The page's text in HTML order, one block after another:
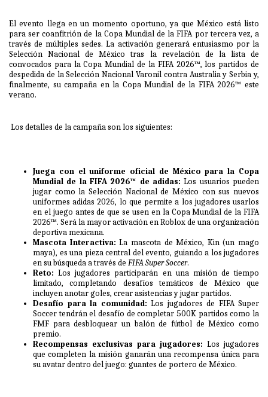
El evento llega en un momento oportuno, ya que México está listo
para ser coanfitrión de la Copa Mundial de la FIFA por tercera vez, a
través de múltiples sedes. La activación generará entusiasmo por la
Selección Nacional de México tras la revelación de la lista de
convocados para la Copa Mundial de la FIFA 2026™, los partidos de
despedida de la Selección Nacional Varonil contra Australia y Serbia y,
finalmente, su campaña en la Copa Mundial de la FIFA 2026™ este
verano.
Los detalles de la campaña son los siguientes:
Juega con el uniforme oficial de México para la Copa
Mundial de la FIFA 2026™ de adidas: Los usuarios pueden
jugar como la Selección Nacional de México con sus nuevos
uniformes adidas 2026, lo que permite a los jugadores usarlos
en el juego antes de que se usen en la Copa Mundial de la FIFA
2026™. Será la mayor activación en Roblox de una organización
deportiva mexicana.
Mascota Interactiva: La mascota de México, Kin (un mago
maya), es una pieza central del evento, guiando a los jugadores
en su búsqueda a través de FIFA Super Soccer.
Reto: Los jugadores participarán en una misión de tiempo
limitado, completando desafíos temáticos de México que
incluyen anotar goles, crear asistencias y jugar partidos.
Desafío para la comunidad: Los jugadores de FIFA Super
Soccer tendrán el desafío de completar 500K partidos como la
FMF para desbloquear un balón de fútbol de México como
premio.
Recompensas exclusivas para jugadores: Los jugadores
que completen la misión ganarán una recompensa única para
su avatar dentro del juego: guantes de portero de México.